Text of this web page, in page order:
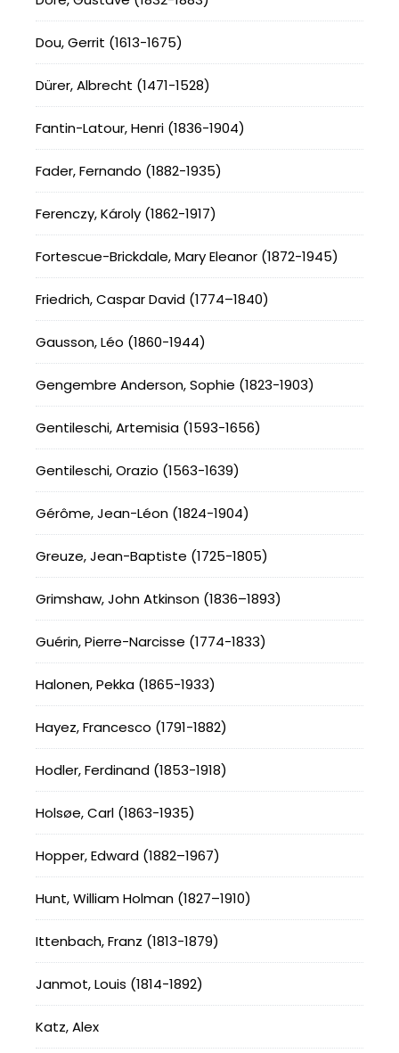
Dou, Gerrit (1613-1675)
Dürer, Albrecht (1471-1528)
Fantin-Latour, Henri (1836-1904)
Fader, Fernando (1882-1935)
Ferenczy, Károly (1862-1917)
Fortescue-Brickdale, Mary Eleanor (1872-1945)
Friedrich, Caspar David (1774–1840)
Gausson, Léo (1860-1944)
Gengembre Anderson, Sophie (1823-1903)
Gentileschi, Artemisia (1593-1656)
Gentileschi, Orazio (1563-1639)
Gérôme, Jean-Léon (1824-1904)
Greuze, Jean-Baptiste (1725-1805)
Grimshaw, John Atkinson (1836–1893)
Guérin, Pierre-Narcisse (1774-1833)
Halonen, Pekka (1865-1933)
Hayez, Francesco (1791-1882)
Hodler, Ferdinand (1853-1918)
Holsøe, Carl (1863-1935)
Hopper, Edward (1882–1967)
Hunt, William Holman (1827–1910)
Ittenbach, Franz (1813-1879)
Janmot, Louis (1814-1892)
Katz, Alex